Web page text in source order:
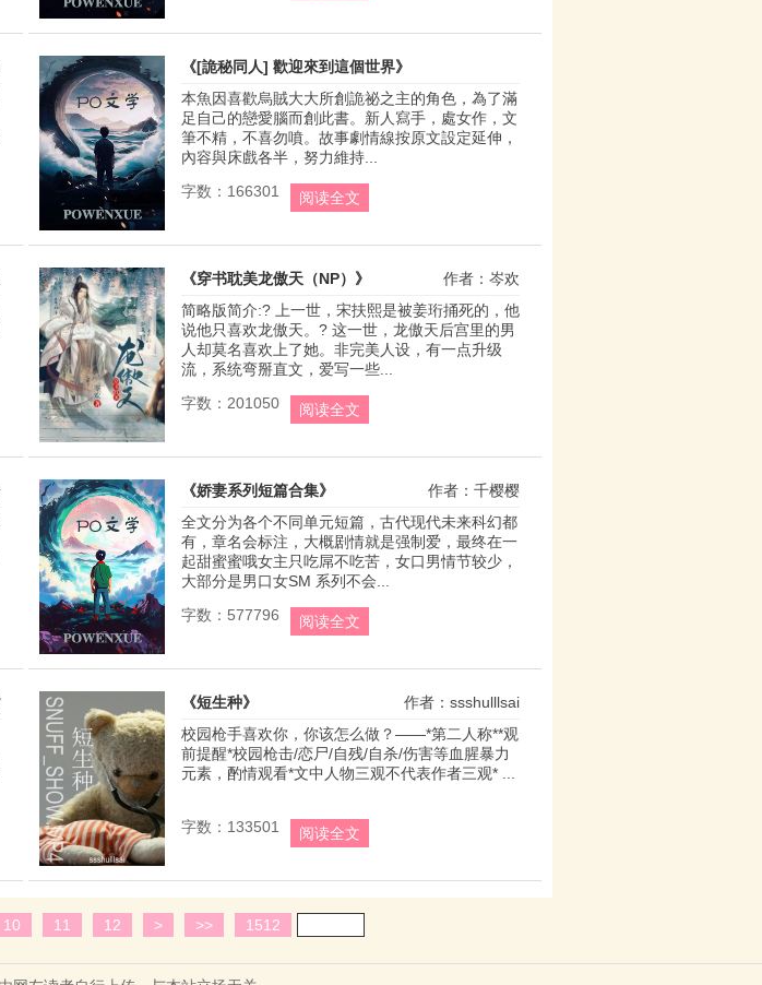
《[詭秘同人] 歡迎來到這個世界》
作者：咸鱼也是鱼
本魚因喜歡烏賊大大所創詭祕之主的角色，為了滿
足自己的戀愛腦而創此書。新人寫手，處女作，文
筆不精，不喜勿噴。故事劇情線按原文設定延伸，
內容與床戲各半，努力維持...
字数：166301
阅读全文
《穿书耽美龙傲天（NP）》
作者：岑欢
简略版简介:? 上一世，宋扶熙是被姜珩捅死的，他
说他只喜欢龙傲天。? 这一世，龙傲天后宫里的男
人却莫名喜欢上了她。非完美人设，有一点升级
流，系统弯掰直文，爱写一些...
字数：201050
阅读全文
《娇妻系列短篇合集》
作者：千樱樱
全文分为各个不同单元短篇，古代现代未来科幻都
有，章名会标注，大概剧情就是强制爱，最终在一
起甜蜜蜜哦女主只吃屌不吃苦，女口男情节较少，
大部分是男口女SM 系列不会...
字数：577796
阅读全文
《短生种》
作者：ssshulllsai
校园枪手喜欢你，你该怎么做？——*第二人称**观
前提醒*校园枪击/恋尸/自残/自杀/伤害等血腥暴力
元素，酌情观看*文中人物三观不代表作者三观* ...
字数：133501 阅读全文
10 11 12 > >> 1512